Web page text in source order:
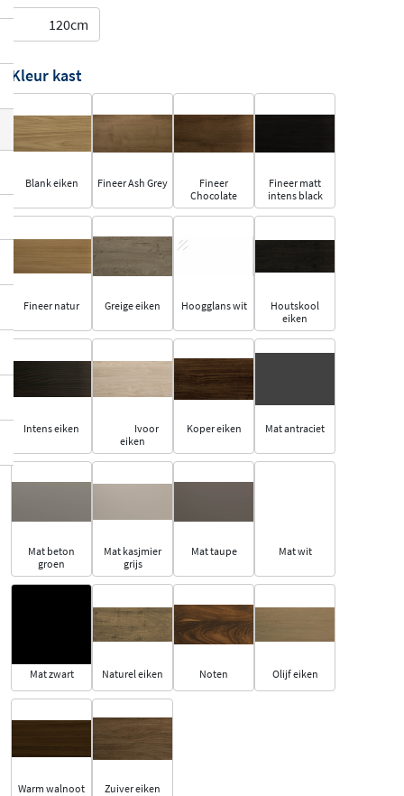
120cm
Kleur kast
Blank eiken Fineer Ash Grey
Fineer
Chocolate
Fineer matt
intens black
Fineer natur Greige eiken Hoogglans wit
Houtskool
eiken
Intens eiken
Ivoor
eiken
Koper eiken Mat antraciet
Mat beton
groen
Mat kasjmier
grijs
Mat taupe Mat wit
Mat zwart Naturel eiken Noten Olijf eiken
Warm walnoot Zuiver eiken